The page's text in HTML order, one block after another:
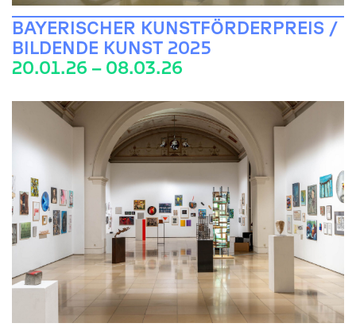
BAYERISCHER KUNSTFÖRDERPREIS /
BILDENDE KUNST 2025
20.01.26 – 08.03.26